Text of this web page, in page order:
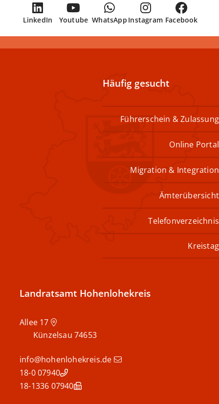
Facebook
Instagram
WhatsApp
Youtube
LinkedIn
Häufig gesucht
Führerschein & Zulassung
Online Portal
Migration & Integration
Ämterübersicht
Telefonverzeichnis
Kreistag
Landratsamt Hohenlohekreis
74653
Künzelsau
info@hohenlohekreis.de
07940 18-0
07940 18-1336